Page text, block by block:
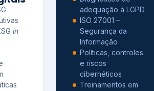
in
adequação à LGPD
ISO 27001 –
Segurança da
Informação
Políticas, controles
e riscos
cibernéticos
Treinamentos em